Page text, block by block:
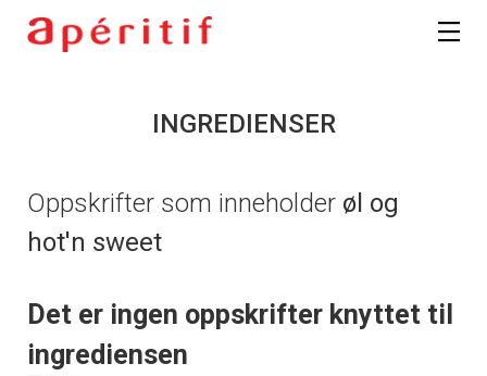
INGREDIENSER
Oppskrifter som inneholder øl og
hot'n sweet
Det er ingen oppskrifter knyttet til
ingrediensen